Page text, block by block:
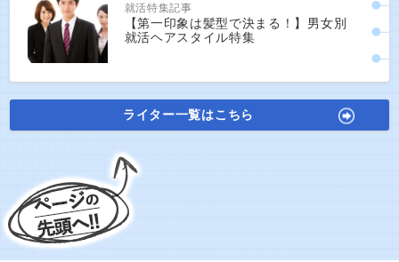
就活特集記事
【第一印象は髪型で決まる！】男女別
就活ヘアスタイル特集
ライター一覧はこちら